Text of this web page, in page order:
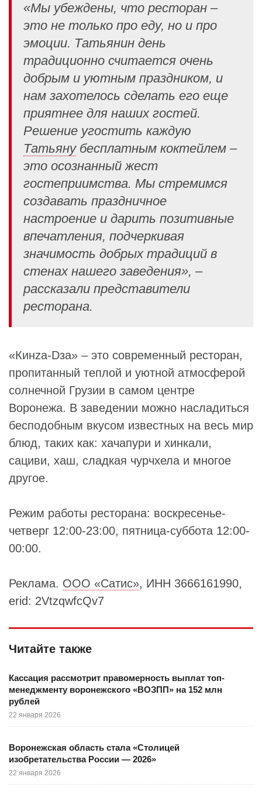
«Мы убеждены, что ресторан –
это не только про еду, но и про
эмоции. Татьянин день
традиционно считается очень
добрым и уютным праздником, и
нам захотелось сделать его еще
приятнее для наших гостей.
Решение угостить каждую
Татьянубесплатным коктейлем –
это осознанный жест
гостеприимства. Мы стремимся
создавать праздничное
настроение и дарить позитивные
впечатления, подчеркивая
значимость добрых традиций в
стенах нашего заведения», –
рассказали представители
ресторана.
«Кинzа-Dза» – это современный ресторан,
пропитанный теплой и уютной атмосферой
солнечной Грузии в самом центре
Воронежа. В заведении можно насладиться
бесподобным вкусом известных на весь мир
блюд, таких как: хачапури и хинкали,
сациви, хаш, сладкая чурчхела и многое
другое.
Режим работы ресторана: воскресенье-
четверг 12:00-23:00, пятница-суббота 12:00-
00:00.
Реклама. ООО «Сатис», ИНН 3666161990,
erid: 2VtzqwfcQv7
Читайте также
Кассация рассмотрит правомерность выплат топ-
менеджменту воронежского «ВОЗПП» на 152 млн
рублей
22 января 2026
Воронежская область стала «Столицей
изобретательства России — 2026»
22 января 2026